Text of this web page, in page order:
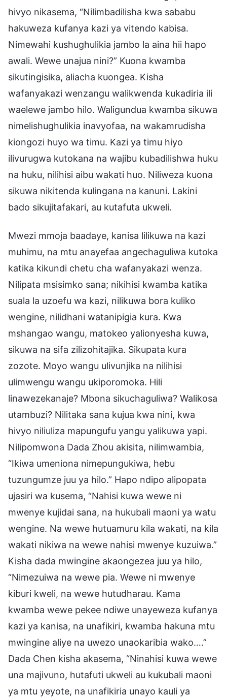
hivyo nikasema, “Nilimbadilisha kwa sababu
hakuweza kufanya kazi ya vitendo kabisa.
Nimewahi kushughulikia jambo la aina hii hapo
awali. Wewe unajua nini?” Kuona kwamba
sikutingisika, aliacha kuongea. Kisha
wafanyakazi wenzangu walikwenda kukadiria ili
waelewe jambo hilo. Waligundua kwamba sikuwa
nimelishughulikia inavyofaa, na wakamrudisha
kiongozi huyo wa timu. Kazi ya timu hiyo
ilivurugwa kutokana na wajibu kubadilishwa huku
na huku, nilihisi aibu wakati huo. Niliweza kuona
sikuwa nikitenda kulingana na kanuni. Lakini
bado sikujitafakari, au kutafuta ukweli.
Mwezi mmoja baadaye, kanisa lilikuwa na kazi
muhimu, na mtu anayefaa angechaguliwa kutoka
katika kikundi chetu cha wafanyakazi wenza.
Nilipata msisimko sana; nikihisi kwamba katika
suala la uzoefu wa kazi, nilikuwa bora kuliko
wengine, nilidhani watanipigia kura. Kwa
mshangao wangu, matokeo yalionyesha kuwa,
sikuwa na sifa zilizohitajika. Sikupata kura
zozote. Moyo wangu ulivunjika na nilihisi
ulimwengu wangu ukiporomoka. Hili
linawezekanaje? Mbona sikuchaguliwa? Walikosa
utambuzi? Nilitaka sana kujua kwa nini, kwa
hivyo niliuliza mapungufu yangu yalikuwa yapi.
Nilipomwona Dada Zhou akisita, nilimwambia,
“Ikiwa umeniona nimepungukiwa, hebu
tuzungumze juu ya hilo.” Hapo ndipo alipopata
ujasiri wa kusema, “Nahisi kuwa wewe ni
mwenye kujidai sana, na hukubali maoni ya watu
wengine. Na wewe hutuamuru kila wakati, na kila
wakati nikiwa na wewe nahisi mwenye kuzuiwa.”
Kisha dada mwingine akaongezea juu ya hilo,
“Nimezuiwa na wewe pia. Wewe ni mwenye
kiburi kweli, na wewe hutudharau. Kama
kwamba wewe pekee ndiwe unayeweza kufanya
kazi ya kanisa, na unafikiri, kwamba hakuna mtu
mwingine aliye na uwezo unaokaribia wako….”
Dada Chen kisha akasema, “Ninahisi kuwa wewe
una majivuno, hutafuti ukweli au kukubali maoni
ya mtu yeyote, na unafikiria unayo kauli ya